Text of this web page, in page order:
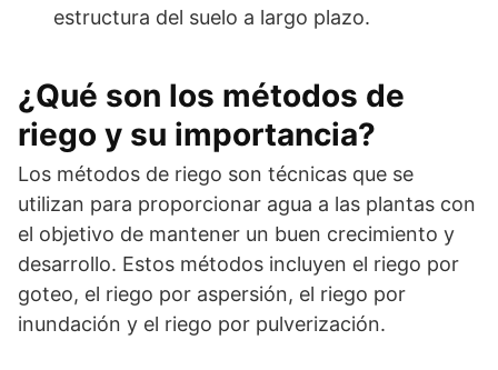
estructura del suelo a largo plazo.
¿Qué son los métodos de
riego y su importancia?
Los métodos de riego son técnicas que se
utilizan para proporcionar agua a las plantas con
el objetivo de mantener un buen crecimiento y
desarrollo. Estos métodos incluyen el riego por
goteo, el riego por aspersión, el riego por
inundación y el riego por pulverización.